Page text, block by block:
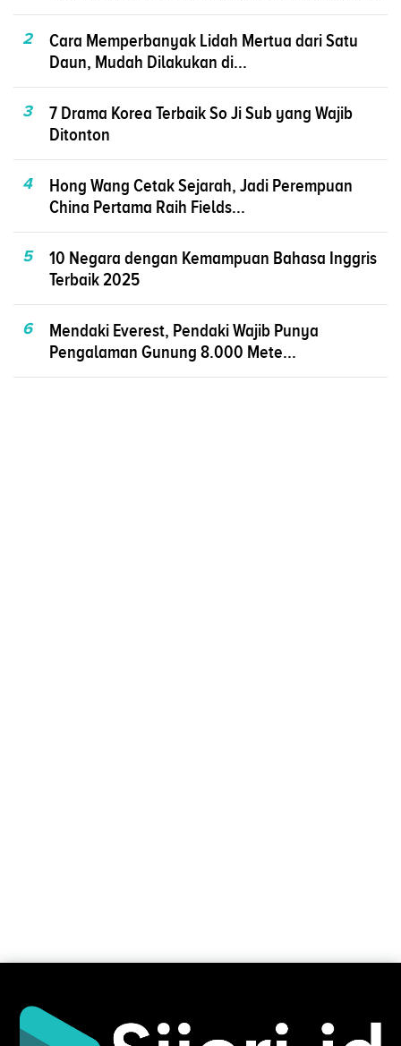
2
Cara Memperbanyak Lidah Mertua dari Satu
Daun, Mudah Dilakukan di...
3
7 Drama Korea Terbaik So Ji Sub yang Wajib
Ditonton
4
Hong Wang Cetak Sejarah, Jadi Perempuan
China Pertama Raih Fields...
5
10 Negara dengan Kemampuan Bahasa Inggris
Terbaik 2025
6
Mendaki Everest, Pendaki Wajib Punya
Pengalaman Gunung 8.000 Mete...